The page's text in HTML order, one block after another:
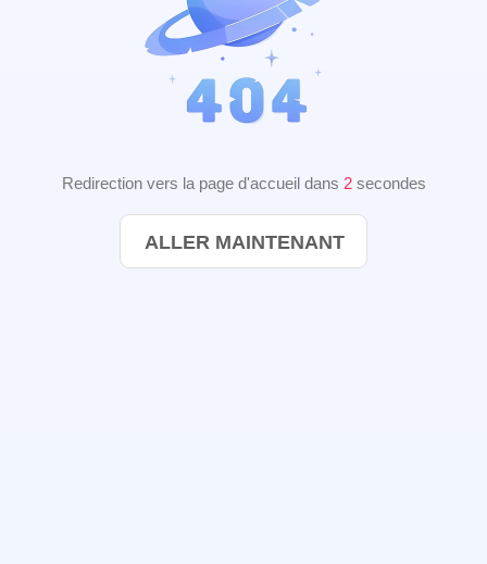
Redirection vers la page d'accueil dans 2secondes
ALLER MAINTENANT